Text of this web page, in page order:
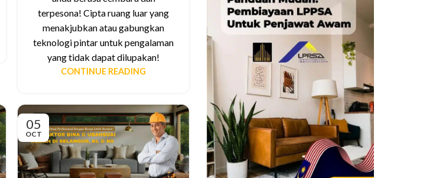
terpesona! Cipta ruang luar yang
menakjubkan atau gabungkan
teknologi pintar untuk pengalaman
yang tidak dapat dilupakan!
CONTINUE READING
05
OCT